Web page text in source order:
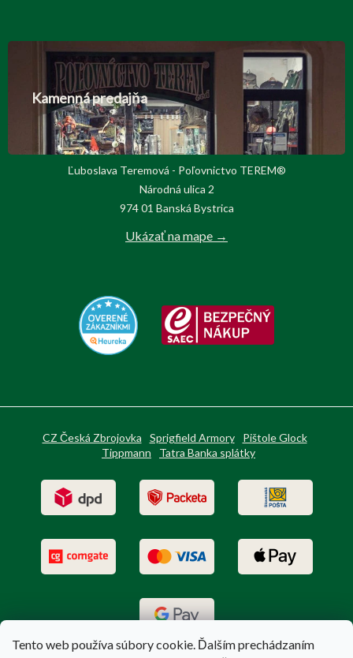
Tento web používa súbory cookie. Ďalším prechádzaním
Kamenná predajňa
Ľuboslava Teremová - Poľovnictvo TEREM®
Národná ulica 2
974 01 Banská Bystrica
Ukázať na mape →
CZ Česká Zbrojovka Sprigfield Armory
Pištole Glock
Tippmann
Tatra Banka splátky